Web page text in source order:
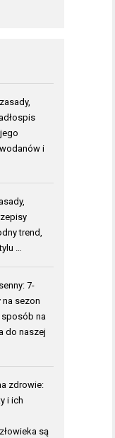
i
trend,
…
7-
sezon
sposób na
do naszej
zdrowie:
i ich
są